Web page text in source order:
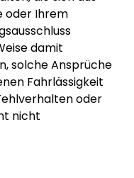
oder Ihrem
damit
solche Ansprüche
Fahrlässigkeit
oder
nicht